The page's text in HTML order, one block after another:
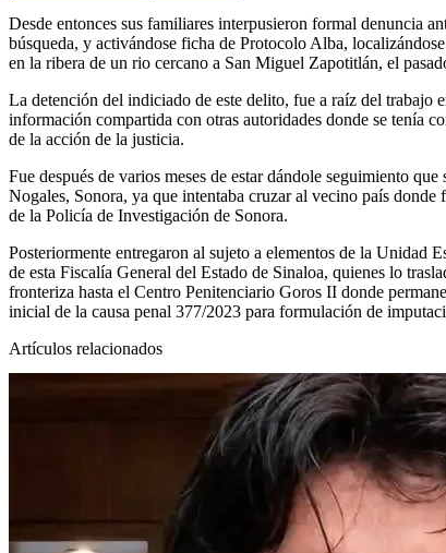
Desde entonces sus familiares interpusieron formal denuncia
búsqueda, y activándose ficha de Protocolo Alba,
en la ribera de un rio cercano a San Miguel Zapotitlán, el
La detención del indiciado de este delito, fue a raíz del trabajo
información compartida con otras autoridades donde se tenía
de la acción de la justicia.
Fue después de varios meses de estar dándole seguimiento
Nogales, Sonora, ya que intentaba cruzar al vecino país donde
de la Policía de Investigación de Sonora.
Posteriormente entregaron al sujeto a elementos de la Unidad
de esta Fiscalía General del Estado de Sinaloa, quienes lo
fronteriza hasta el Centro Penitenciario Goros II donde
inicial de la causa penal 377/2023 para formulación de
Artículos relacionados